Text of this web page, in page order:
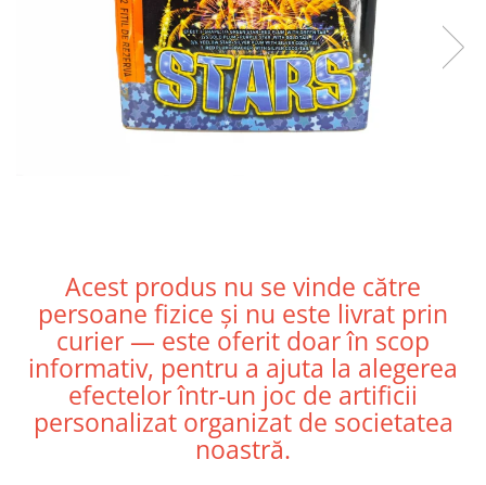
Acest produs nu se vinde către
persoane fizice și nu este livrat prin
curier — este oferit doar în scop
informativ, pentru a ajuta la alegerea
efectelor într-un joc de artificii
personalizat organizat de societatea
noastră.